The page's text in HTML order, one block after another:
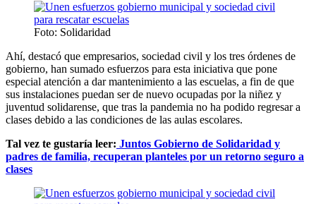
Foto: Solidaridad
Ahí, destacó que empresarios, sociedad civil y los tres órdenes de
gobierno, han sumado esfuerzos para esta iniciativa que pone
especial atención a dar mantenimiento a las escuelas, a fin de que
sus instalaciones puedan ser de nuevo ocupadas por la niñez y
juventud solidarense, que tras la pandemia no ha podido regresar a
clases debido a las condiciones de las aulas escolares.
Tal vez te gustaría leer: Juntos Gobierno de Solidaridad y
padres de familia, recuperan planteles por un retorno seguro a
clases